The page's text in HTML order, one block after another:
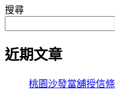
搜尋
近期文章
桃園沙發當舖授信